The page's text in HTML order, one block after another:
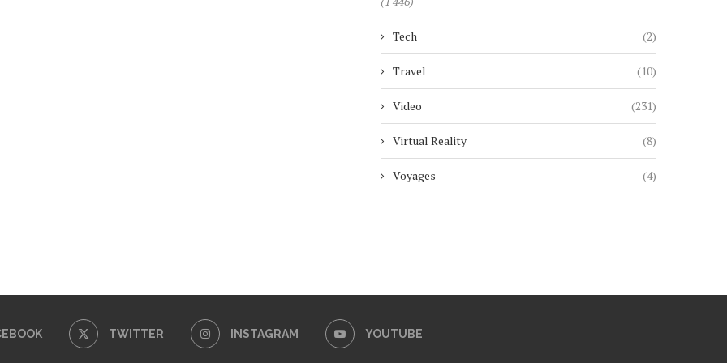
Tech (2)
Travel (10)
Video (231)
Virtual Reality (8)
Voyages (4)
TWITTER INSTAGRAM YOUTUBE